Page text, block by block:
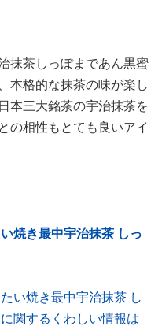
抹茶しっぽまであん黒蜜
本格的な抹茶の味が楽し
本三大銘茶の宇治抹茶を
の相性もとても良いアイ
焼き最中宇治抹茶 しっ
い焼き最中宇治抹茶 し
関するくわしい情報は